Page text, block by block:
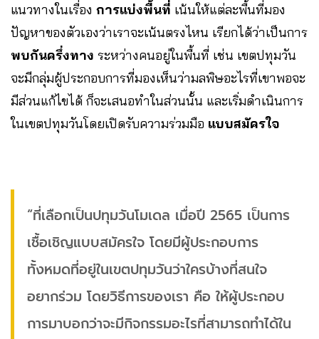
แนวทางในเรื่อง การแบ่งพื้นที่ เน้นให้แต่ละพื้นที่มอง
ปัญหาของตัวเองว่าเราจะเน้นตรงไหน เรียกได้ว่าเป็นการ
พบกันครึ่งทาง ระหว่างคนอยู่ในพื้นที่ เช่น เขตปทุมวัน
จะมีกลุ่มผู้ประกอบการที่มองเห็นว่ามลพิษอะไรที่เขาพอจะ
มีส่วนแก้ไขได้ ก็จะเสนอทำในส่วนนั้น และเริ่มดำเนินการ
ในเขตปทุมวันโดยเปิดรับความร่วมมือ แบบสมัครใจ
“ที่เลือกเป็นปทุมวันโมเดล เมื่อปี 2565 เป็นการ
เชื้อเชิญแบบสมัครใจ โดยมีผู้ประกอบการ
ทั้งหมดที่อยู่ในเขตปทุมวันว่าใครบ้างที่สนใจ
อยากร่วม โดยวิธีการของเรา คือ ให้ผู้ประกอบ
การมาบอกว่าจะมีกิจกรรมอะไรที่สามารถทำได้ใน